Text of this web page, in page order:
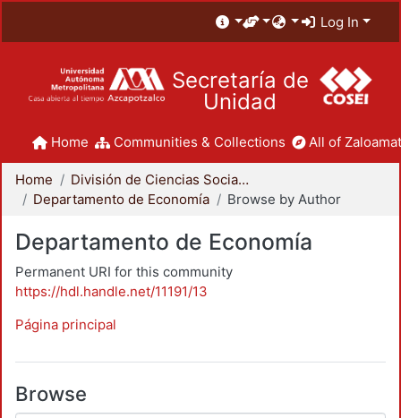
Log In
Secretaría de
Unidad
Home Communities & Collections All of
Home
División de Ciencias Sociales y Humanidades
Departamento de Economía
Browse by Author
Departamento de Economía
Permanent URI for this community
https://hdl.handle.net/11191/13
Página principal
Browse